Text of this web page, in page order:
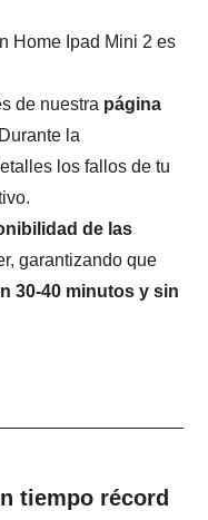
Home Ipad Mini 2 es
de nuestra página
la
los fallos de tu
de las
garantizando que
30-40 minutos y sin
tiempo récord